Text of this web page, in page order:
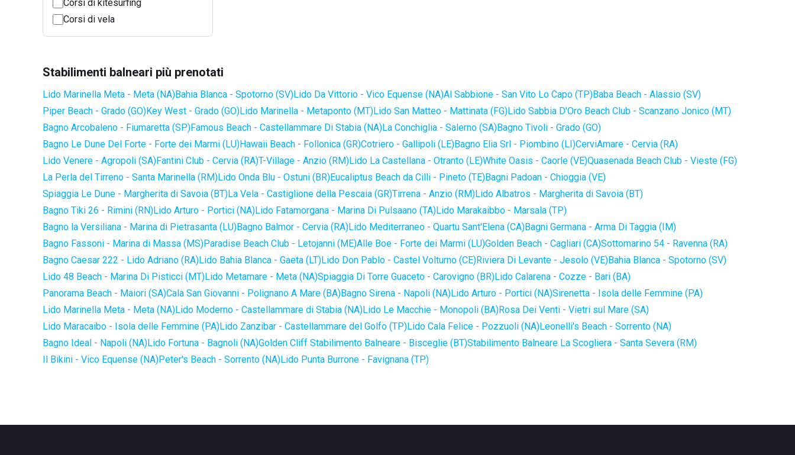
Corsi di kitesurfing
Corsi di vela
Stabilimenti balneari più prenotati
Lido Marinella Meta - Meta (NA)Bahia Blanca - Spotorno (SV)Lido Da Vittorio - Vico Equense (NA)Al Sabbione - San Vito Lo Capo (TP)Baba Beach - Alassio (SV)
Piper Beach - Grado (GO)Key West - Grado (GO)Lido Marinella - Metaponto (MT)Lido San Matteo - Mattinata (FG)Lido Sabbia D'Oro Beach Club - Scanzano Jonico (MT)
Bagno Arcobaleno - Fiumaretta (SP)Famous Beach - Castellammare Di Stabia (NA)La Conchiglia - Salerno (SA)Bagno Tivoli - Grado (GO)
Bagno Le Dune Del Forte - Forte dei Marmi (LU)Hawaii Beach - Follonica (GR)Cotriero - Gallipoli (LE)Bagno Elia Srl - Piombino (LI)CerviAmare - Cervia (RA)
Lido Venere - Agropoli (SA)Fantini Club - Cervia (RA)T-Village - Anzio (RM)Lido La Castellana - Otranto (LE)White Oasis - Caorle (VE)Quasenada Beach Club - Vieste (FG)
La Perla del Tirreno - Santa Marinella (RM)Lido Onda Blu - Ostuni (BR)Eucaliptus Beach da Cilli - Pineto (TE)Bagni Padoan - Chioggia (VE)
Spiaggia Le Dune - Margherita di Savoia (BT)La Vela - Castiglione della Pescaia (GR)Tirrena - Anzio (RM)Lido Albatros - Margherita di Savoia (BT)
Bagno Tiki 26 - Rimini (RN)Lido Arturo - Portici (NA)Lido Fatamorgana - Marina Di Pulsaano (TA)Lido Marakaibbo - Marsala (TP)
Bagno la Versiliana - Marina di Pietrasanta (LU)Bagno Balmor - Cervia (RA)Lido Mediterraneo - Quartu Sant'Elena (CA)Bagni Germana - Arma Di Taggia (IM)
Bagno Fassoni - Marina di Massa (MS)Paradise Beach Club - Letojanni (ME)Alle Boe - Forte dei Marmi (LU)Golden Beach - Cagliari (CA)Sottomarino 54 - Ravenna (RA)
Bagno Caesar 222 - Lido Adriano (RA)Lido Bahia Blanca - Gaeta (LT)Lido Don Pablo - Castel Volturno (CE)Riviera Di Levante - Jesolo (VE)Bahia Blanca - Spotorno (SV)
Lido 48 Beach - Marina Di Pisticci (MT)Lido Metamare - Meta (NA)Spiaggia Di Torre Guaceto - Carovigno (BR)Lido Calarena - Cozze - Bari (BA)
Panorama Beach - Maiori (SA)Cala San Giovanni - Polignano A Mare (BA)Bagno Sirena - Napoli (NA)Lido Arturo - Portici (NA)Sirenetta - Isola delle Femmine (PA)
Lido Marinella Meta - Meta (NA)Lido Moderno - Castellammare di Stabia (NA)Lido Le Macchie - Monopoli (BA)Rosa Dei Venti - Vietri sul Mare (SA)
Lido Maracaibo - Isola delle Femmine (PA)Lido Zanzibar - Castellammare del Golfo (TP)Lido Cala Felice - Pozzuoli (NA)Leonelli's Beach - Sorrento (NA)
Bagno Ideal - Napoli (NA)Lido Fortuna - Bagnoli (NA)Golden Cliff Stabilimento Balneare - Bisceglie (BT)Stabilimento Balneare La Scogliera - Santa Severa (RM)
Il Bikini - Vico Equense (NA)Peter's Beach - Sorrento (NA)Lido Punta Burrone - Favignana (TP)